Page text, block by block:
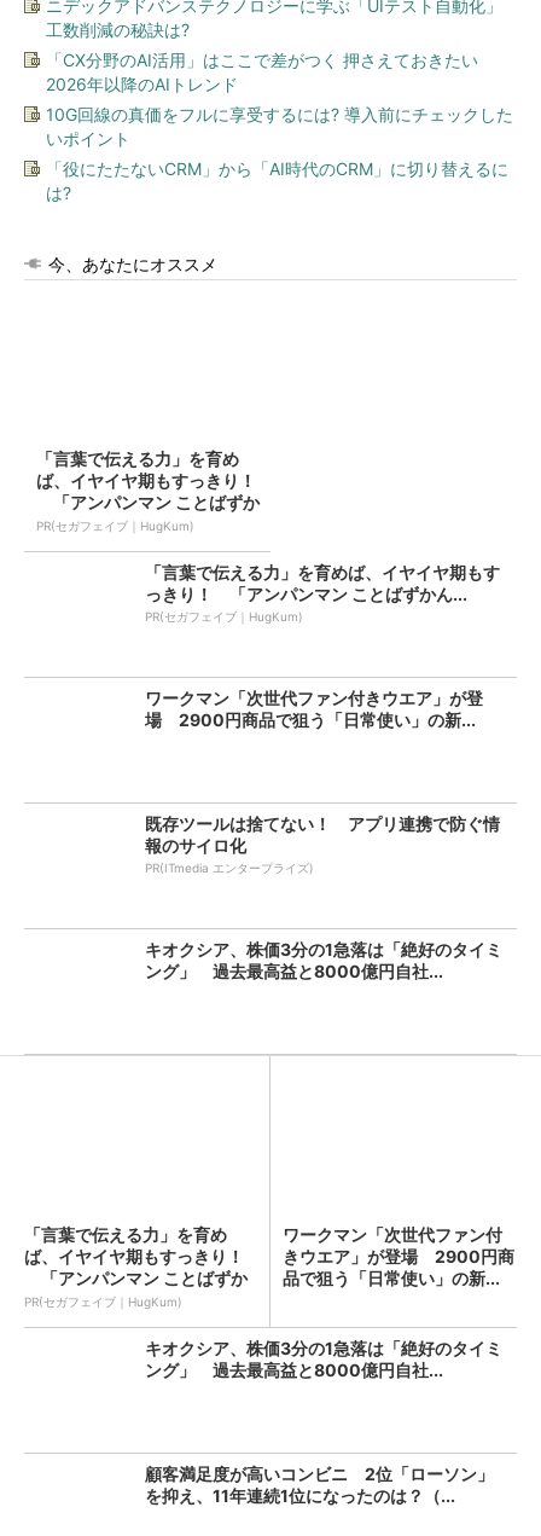
ニデックアドバンステクノロジーに学ぶ「UIテスト自動化」
工数削減の秘訣は?
「CX分野のAI活用」はここで差がつく 押さえておきたい
2026年以降のAIトレンド
10G回線の真価をフルに享受するには? 導入前にチェックした
いポイント
「役にたたないCRM」から「AI時代のCRM」に切り替えるに
は?
今、あなたにオススメ
「言葉で伝える力」を育め
ば、イヤイヤ期もすっきり！
「アンパンマン ことばずか
ん...
PR(セガフェイブ｜HugKum)
「言葉で伝える力」を育めば、イヤイヤ期もす
っきり！ 「アンパンマン ことばずかん...
PR(セガフェイブ｜HugKum)
ワークマン「次世代ファン付きウエア」が登
場 2900円商品で狙う「日常使い」の新...
既存ツールは捨てない！ アプリ連携で防ぐ情
報のサイロ化
PR(ITmedia エンタープライズ)
キオクシア、株価3分の1急落は「絶好のタイミ
ング」 過去最高益と8000億円自社...
「言葉で伝える力」を育め
ば、イヤイヤ期もすっきり！
「アンパンマン ことばずか
ん...
PR(セガフェイブ｜HugKum)
ワークマン「次世代ファン付
きウエア」が登場 2900円商
品で狙う「日常使い」の新...
キオクシア、株価3分の1急落は「絶好のタイミ
ング」 過去最高益と8000億円自社...
顧客満足度が高いコンビニ 2位「ローソン」
を抑え、11年連続1位になったのは？（...